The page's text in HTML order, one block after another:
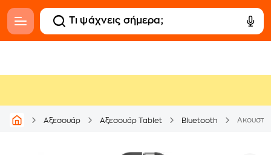
Αξεσουάρ Αξεσουάρ Tablet Bluetooth